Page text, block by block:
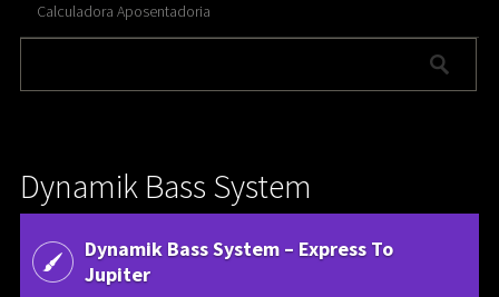
Calculadora Aposentadoria
Dynamik Bass System
Dynamik Bass System – Express To
Jupiter